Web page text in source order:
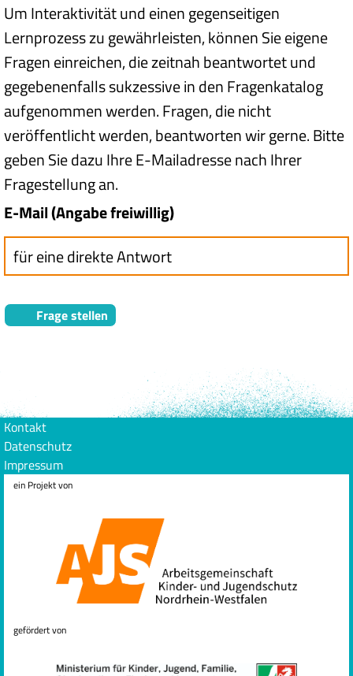
Um Interaktivität und einen gegenseitigen
Lernprozess zu gewährleisten, können Sie eigene
Fragen einreichen, die zeitnah beantwortet und
gegebenenfalls sukzessive in den Fragenkatalog
aufgenommen werden. Fragen, die nicht
veröffentlicht werden, beantworten wir gerne. Bitte
geben Sie dazu Ihre E-Mailadresse nach Ihrer
Fragestellung an.
E-Mail (Angabe freiwillig)
Kontakt
Datenschutz
Impressum
ein Projekt von
gefördert von